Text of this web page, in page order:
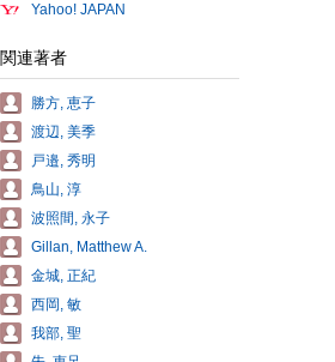
Yahoo! JAPAN
関連著者
勝方, 恵子
渡辺, 美季
戸邉, 秀明
鳥山, 淳
波照間, 永子
Gillan, Matthew A.
金城, 正紀
西岡, 敏
我部, 聖